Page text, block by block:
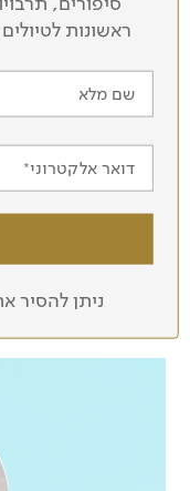
5 ימים - טיול ליוון מסדרת 'רגעים'
רגעים לבטן
תאריכים
לפרטים נוספים
ראשונות
שם מלא
דואר אלקטרוני
ניתן